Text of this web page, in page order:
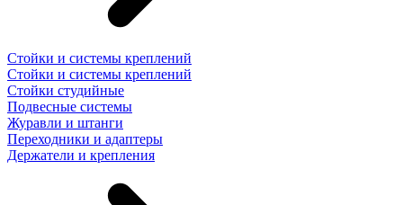
Стойки и системы креплений
Стойки и системы креплений
Стойки студийные
Подвесные системы
Журавли и штанги
Переходники и адаптеры
Держатели и крепления